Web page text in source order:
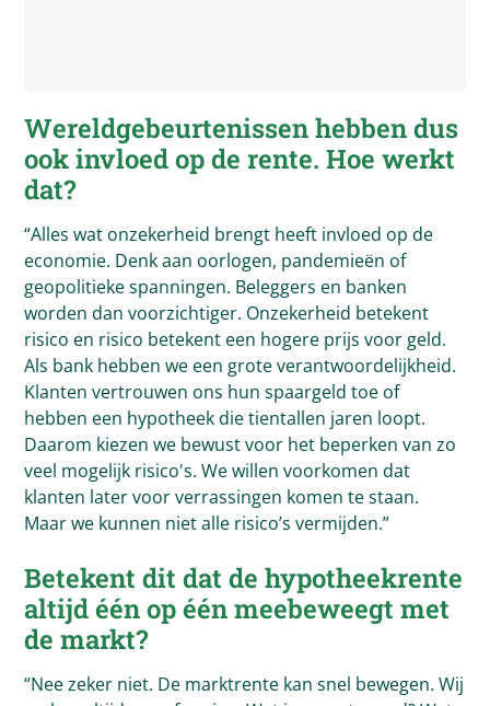
Wereldgebeurtenissen hebben dus
ook invloed op de rente. Hoe werkt
dat?
“Alles wat onzekerheid brengt heeft invloed op de
economie. Denk aan oorlogen, pandemieën of
geopolitieke spanningen. Beleggers en banken
worden dan voorzichtiger. Onzekerheid betekent
risico en risico betekent een hogere prijs voor geld.
Als bank hebben we een grote verantwoordelijkheid.
Klanten vertrouwen ons hun spaargeld toe of
hebben een hypotheek die tientallen jaren loopt.
Daarom kiezen we bewust voor het beperken van zo
veel mogelijk risico's. We willen voorkomen dat
klanten later voor verrassingen komen te staan.
Maar we kunnen niet alle risico’s vermijden.”
Betekent dit dat de hypotheekrente
altijd één op één meebeweegt met
de markt?
“Nee zeker niet. De marktrente kan snel bewegen. Wij